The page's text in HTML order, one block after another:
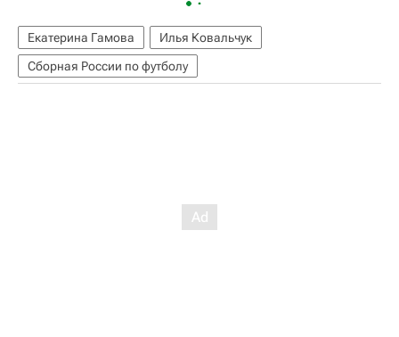
Екатерина Гамова
Илья Ковальчук
Сборная России по футболу